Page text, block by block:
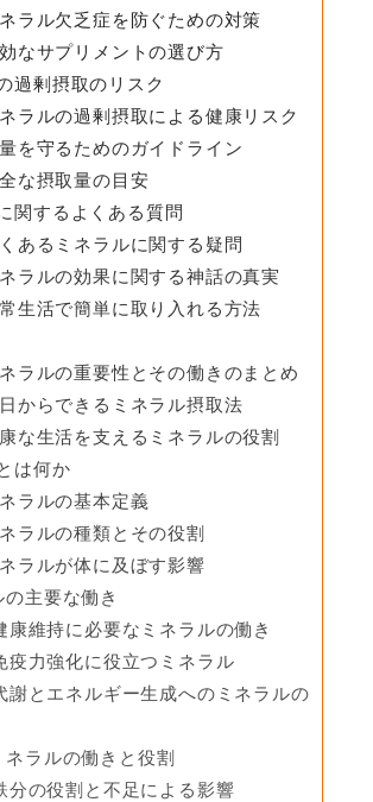
ラル欠乏症を防ぐための対策
なサプリメントの選び方
過剰摂取のリスク
ラルの過剰摂取による健康リスク
を守るためのガイドライン
な摂取量の目安
関するよくある質問
あるミネラルに関する疑問
ラルの効果に関する神話の真実
生活で簡単に取り入れる方法
ラルの重要性とその働きのまとめ
からできるミネラル摂取法
な生活を支えるミネラルの役割
は何か
ラルの基本定義
ラルの種類とその役割
ラルが体に及ぼす影響
主要な働き
康維持に必要なミネラルの働き
疫力強化に役立つミネラル
謝とエネルギー生成へのミネラルの
ラルの働きと役割
分の役割と不足による影響